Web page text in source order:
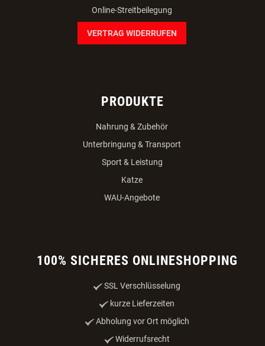
Online-Streitbeilegung
VERTRAG WIDERRUFEN
PRODUKTE
Nahrung & Zubehör
Unterbringung & Transport
Sport & Leistung
Katze
WAU-Angebote
100% SICHERES ONLINESHOPPING
SSL Verschlüsselung
kurze Lieferzeiten
Abholung vor Ort möglich
Widerrufsrecht